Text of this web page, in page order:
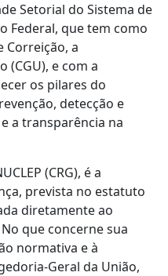
Setorial do Sistema de
Federal, que tem como
Correição, a
(CGU), e com a
os pilares do
detecção e
a transparência na
(CRG), é a
prevista no estatuto
diretamente ao
que concerne sua
normativa e à
Geral da União,